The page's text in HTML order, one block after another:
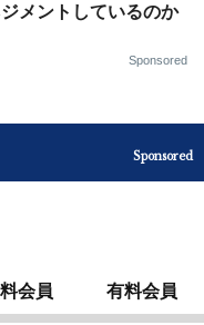
メントしているのか
Sponsored
Sponsored
会員 有料会員